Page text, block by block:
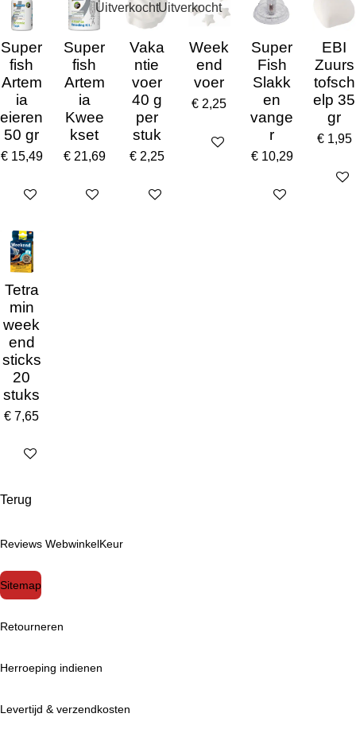
Super
fish
Artem
ia
eieren
50 gr
€ 15,49
In winkelwagen
Super
fish
Artem
ia
Kwee
kset
€ 21,69
In winkelwagen
Uitverkocht
Vaka
ntie
voer
40 g
per
stuk
€ 2,25
Houd mij op de hoogte
Uitverkocht
Week
end
voer
€ 2,25
Houd mij op de hoogte
Super
Fish
Slakk
en
vange
r
€ 10,29
In winkelwagen
EBI
Zuurs
tofsch
elp 35
gr
€ 1,95
In
Tetra
min
week
end
sticks
20
stuks
€ 7,65
In winkelwagen
Terug
Reviews WebwinkelKeur
Sitemap
Retourneren
Herroeping indienen
Levertijd & verzendkosten